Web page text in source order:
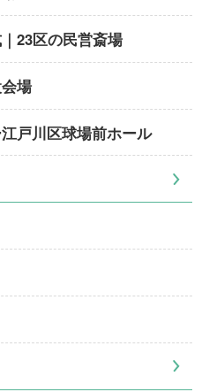
23区の民営斎場
場
戸川区球場前ホール